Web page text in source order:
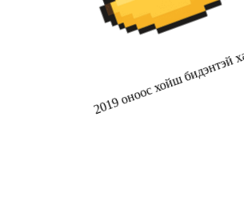
2019 оноос хойш